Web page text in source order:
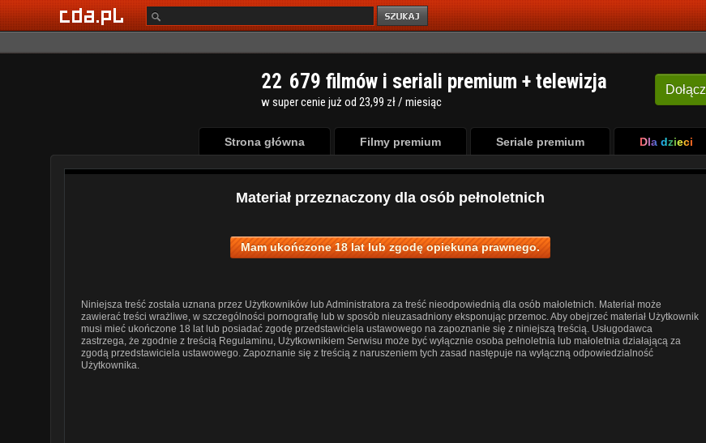
Dołącz
22 679 filmów i seriali premium + telewizja
w super cenie już od 23,99 zł / miesiąc
Strona główna Filmy premium Seriale premium Dla dzieci
Materiał przeznaczony dla osób pełnoletnich
Mam ukończone 18 lat lub zgodę opiekuna prawnego.
Niniejsza treść została uznana przez Użytkowników lub Administratora za treść nieodpowiednią dla osób małoletnich. Materiał może
zawierać treści wrażliwe, w szczególności pornografię lub w sposób nieuzasadniony eksponując przemoc. Aby obejrzeć materiał Użytkownik
musi mieć ukończone 18 lat lub posiadać zgodę przedstawiciela ustawowego na zapoznanie się z niniejszą treścią. Usługodawca
zastrzega, że zgodnie z treścią Regulaminu, Użytkownikiem Serwisu może być wyłącznie osoba pełnoletnia lub małoletnia działającą za
zgodą przedstawiciela ustawowego. Zapoznanie się z treścią z naruszeniem tych zasad następuje na wyłączną odpowiedzialność
Użytkownika.